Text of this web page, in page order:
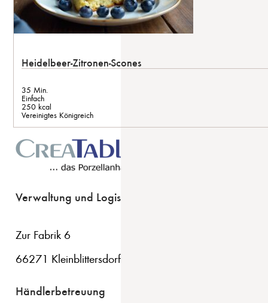
Heidelbeer-Zitronen-Scones
35 Min.
Einfach
250 kcal
Vereinigtes Königreich
Verwaltung und Logistik
Zur Fabrik 6
66271 Kleinblittersdorf
Händlerbetreuung